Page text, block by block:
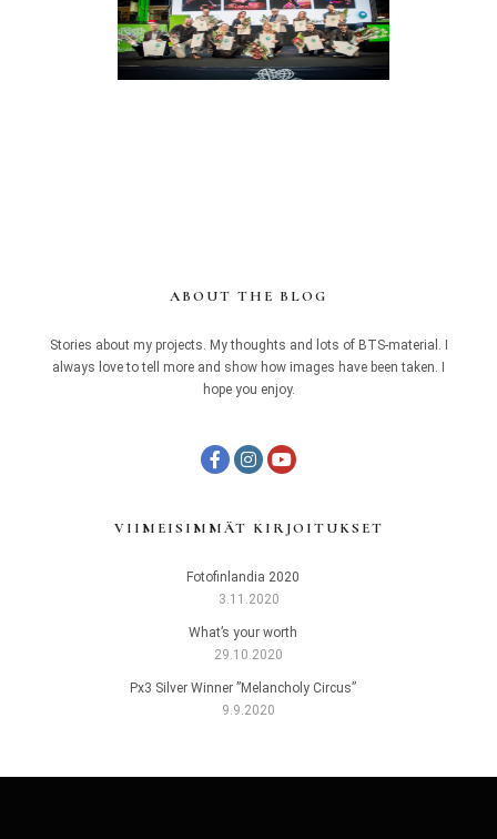
ABOUT THE BLOG
Stories about my projects. My thoughts and lots of BTS-material. I
always love to tell more and show how images have been taken. I
hope you enjoy.
VIIMEISIMMÄT KIRJOITUKSET
Fotofinlandia 2020
3.11.2020
What’s your worth
29.10.2020
Px3 Silver Winner ”Melancholy Circus”
9.9.2020